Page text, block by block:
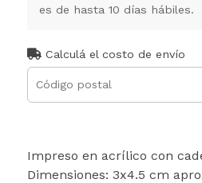
es de hasta 10 días hábiles.
Calculá el costo de envío
Impreso en acrílico con
Dimensiones: 3x4.5 cm